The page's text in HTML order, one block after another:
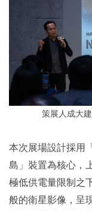
策展人成大
本次展場設計採用
島」裝置為核心，
極低供電量限制之
般的衛星影像，呈